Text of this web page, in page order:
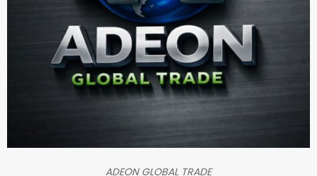
ADEON GLOBAL TRADE